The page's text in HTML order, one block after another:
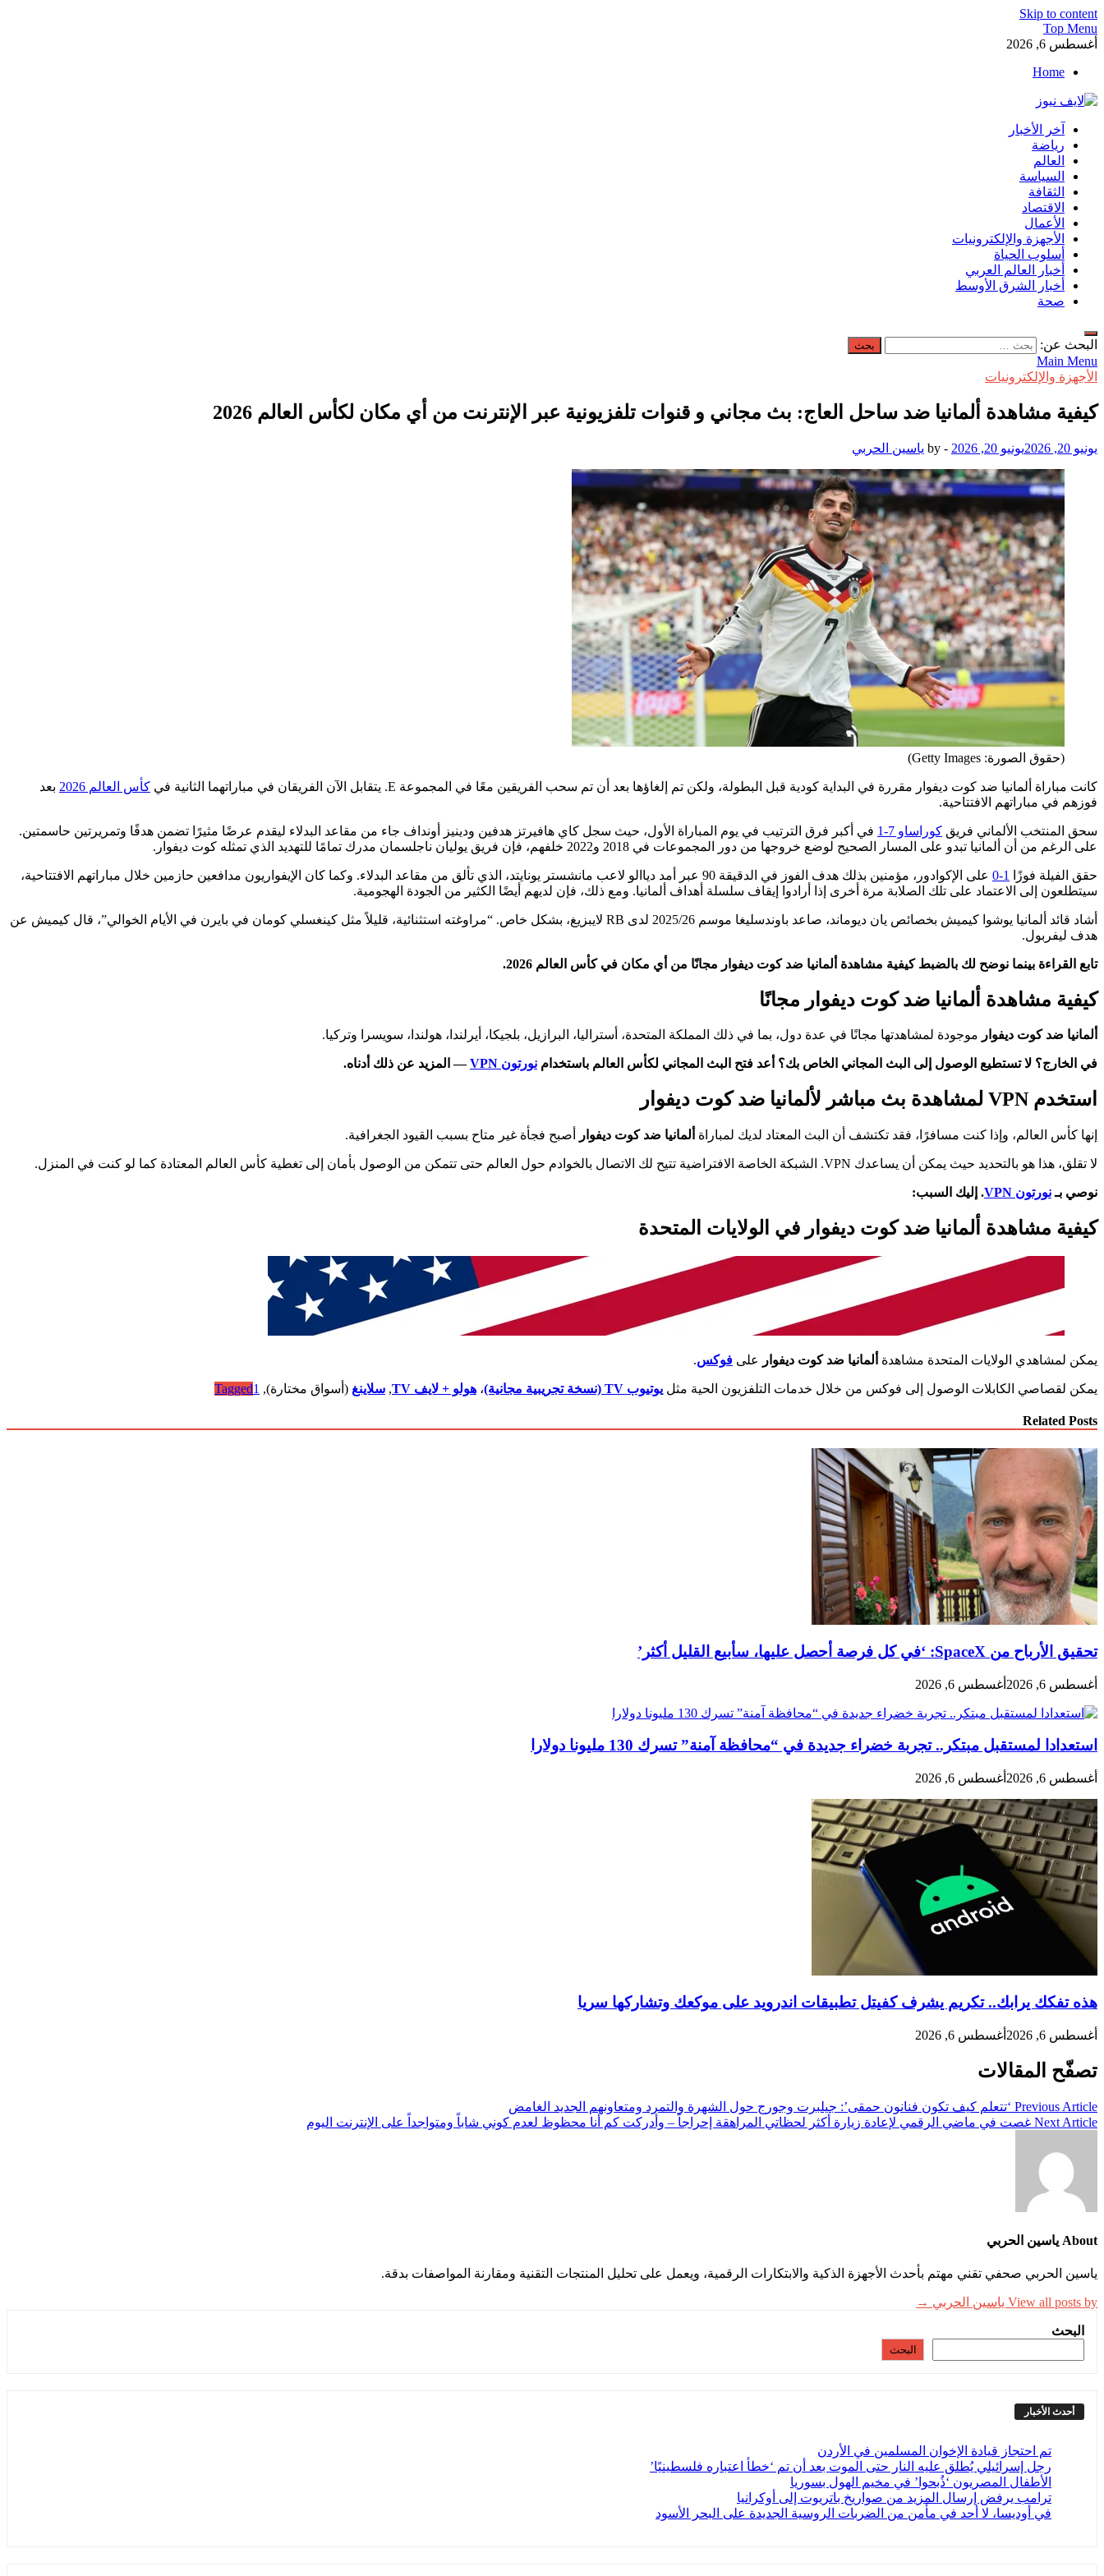
Skip to content
Top Menu
أغسطس 6, 2026
Home
لايف نيوز
آخر الأخبار العاجلة لحظة بلحظة من العالم العربي والعالم
آخر الأخبار
رياضة
العالم
السياسة
الثقافة
الاقتصاد
الأعمال
الأجهزة والإلكترونيات
أسلوب الحياة
أخبار العالم العربي
أخبار الشرق الأوسط
صحة
البحث عن:
Main Menu
الأجهزة والإلكترونيات
كيفية مشاهدة ألمانيا ضد ساحل العاج: بث مجاني و قنوات تلفزيونية عبر الإنترنت من أي مكان لكأس العالم 2026
يونيو 20, 2026 يونيو 20, 2026 -
by ياسين الحربي
(حقوق الصورة: Getty Images)
كانت مباراة ألمانيا ضد كوت ديفوار مقررة في البداية كودية قبل البطولة، ولكن تم إلغاؤها بعد أن تم سحب الفريقين معًا في المجموعة E. يتقابل الآن الفريقان في مباراتهما الثانية في كأس العالم 2026
بعد
فوزهم في مباراتهم الافتتاحية.
سحق المنتخب الألماني فريق كوراساو 7-1
في أكبر فرق الترتيب في يوم المباراة الأول، حيث سجل كاي هافيرتز هدفين ودينيز أونداف جاء من مقاعد البدلاء ليقدم عرضًا مثيرًا تضمن هدفًا وتمريرتين حاسمتين.
على الرغم من أن ألمانيا تبدو على المسار الصحيح لوضع خروجها من دور المجموعات في 2018 و2022 خلفهم، فإن فريق يوليان ناجلسمان مدرك تمامًا للتهديد الذي تمثله كوت ديفوار.
حقق الفيلة فوزًا 1-0
على الإكوادور، مؤمنين بذلك هدف الفوز في الدقيقة 90 عبر أمد دياالو لاعب مانشستر يونايتد، الذي تألق من مقاعد البدلاء. وكما كان الإيفواريون مدافعين حازمين خلال مباراتهم الافتتاحية،
سيتطلعون إلى الاعتماد على تلك الصلابة مرة أخرى إذا أرادوا إيقاف سلسلة أهداف ألمانيا. ومع ذلك، فإن لديهم أيضًا الكثير من الجودة الهجومية.
أشاد قائد ألمانيا يوشوا كيميش بخصائص يان ديوماند، صاعد باوندسليغا موسم 2025/26 لدى RB لايبزيغ، بشكل خاص. “مراوغته استثنائية، قليلاً مثل كينغسلي كومان في بايرن في الأيام الخوالي”، قال كيميش عن
هدف ليفربول.
تابع القراءة بينما نوضح لك بالضبط كيفية مشاهدة ألمانيا ضد كوت ديفوار مجانًا من أي مكان في كأس العالم 2026.
كيفية مشاهدة ألمانيا ضد كوت ديفوار مجانًا
ألمانيا ضد كوت ديفوار موجودة لمشاهدتها مجانًا في عدة دول، بما في ذلك المملكة المتحدة، أستراليا، البرازيل، بلجيكا، أيرلندا، هولندا، سويسرا وتركيا.
في الخارج؟ لا تستطيع الوصول إلى البث المجاني الخاص بك؟ أعد فتح البث المجاني لكأس العالم باستخدام نورتون VPN — المزيد عن ذلك أدناه.
استخدم VPN لمشاهدة بث مباشر لألمانيا ضد كوت ديفوار
إنها كأس العالم، وإذا كنت مسافرًا، فقد تكتشف أن البث المعتاد لديك لمباراة ألمانيا ضد كوت ديفوار أصبح فجأة غير متاح بسبب القيود الجغرافية.
لا تقلق، هذا هو بالتحديد حيث يمكن أن يساعدك VPN. الشبكة الخاصة الافتراضية تتيح لك الاتصال بالخوادم حول العالم حتى تتمكن من الوصول بأمان إلى تغطية كأس العالم المعتادة كما لو كنت في المنزل.
نوصي بـنورتون VPN . إليك السبب:
كيفية مشاهدة ألمانيا ضد كوت ديفوار في الولايات المتحدة
يمكن لمشاهدي الولايات المتحدة مشاهدة ألمانيا ضد كوت ديفوار على فوكس.
يمكن لقصاصي الكابلات الوصول إلى فوكس من خلال خدمات التلفزيون الحية مثل يوتيوب TV (نسخة تجريبية مجانية) ، هولو + لايف TV , سلاينغ (أسواق مختارة), Tagged1
Related Posts
تحقيق الأرباح من SpaceX: ‘في كل فرصة أحصل عليها، سأبيع القليل أكثر’
أغسطس 6, 2026 أغسطس 6, 2026
استعدادا لمستقبل مبتكر.. تجربة خضراء جديدة في “محافظة آمنة” تسرك 130 مليونا دولارا
أغسطس 6, 2026 أغسطس 6, 2026
هذه تفكك يرابك.. تكريم يشرف كفيتل تطبيقات اندرويد على موكعك وتشاركها سريا
أغسطس 6, 2026 أغسطس 6, 2026
تصفّح المقالات
Previous Article ‘تتعلم كيف تكون فنانون حمقى’: جيلبرت وجورج حول الشهرة والتمرد ومتعاونهم الجديد الغامض
Next Article غصت في ماضي الرقمي لإعادة زيارة أكثر لحظاتي المراهقة إحراجاً – وأدركت كم أنا محظوظ لعدم كوني شاباً ومتواجداً على الإنترنت اليوم
About ياسين الحربي
ياسين الحربي صحفي تقني مهتم بأحدث الأجهزة الذكية والابتكارات الرقمية، ويعمل على تحليل المنتجات التقنية ومقارنة المواصفات بدقة.
View all posts by ياسين الحربي →
البحث
البحث
أحدث الأخبار
تم احتجاز قيادة الإخوان المسلمين في الأردن
رجل إسرائيلي يُطلق عليه النار حتى الموت بعد أن تم ‘خطأ اعتباره فلسطينيًا’
الأطفال المصريون ‘ذُبحوا’ في مخيم الهول بسوريا
ترامب يرفض إرسال المزيد من صواريخ باتريوت إلى أوكرانيا
في أوديسا، لا أحد في مأمن من الضربات الروسية الجديدة على البحر الأسود